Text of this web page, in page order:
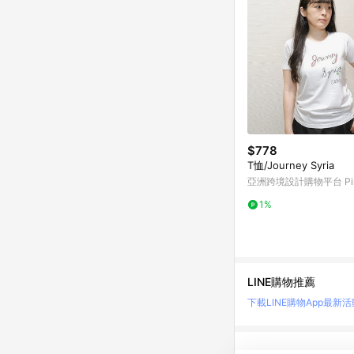
$778
T恤/Journey Syria
亞洲跨境設計購物平台
1%
LINE購物推薦
下載LINE購物App最新活